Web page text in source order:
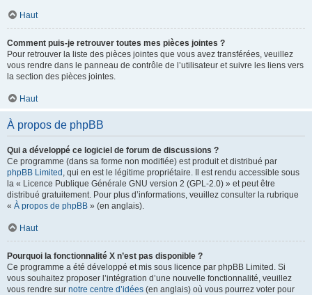
Haut
Comment puis-je retrouver toutes mes pièces jointes ?
Pour retrouver la liste des pièces jointes que vous avez transférées, veuillez
vous rendre dans le panneau de contrôle de l’utilisateur et suivre les liens vers
la section des pièces jointes.
Haut
À propos de phpBB
Qui a développé ce logiciel de forum de discussions ?
Ce programme (dans sa forme non modifiée) est produit et distribué par
phpBB Limited , qui en est le légitime propriétaire. Il est rendu accessible sous
la « Licence Publique Générale GNU version 2 (GPL-2.0) » et peut être
distribué gratuitement. Pour plus d’informations, veuillez consulter la rubrique
« À propos de phpBB » (en anglais).
Haut
Pourquoi la fonctionnalité X n’est pas disponible ?
Ce programme a été développé et mis sous licence par phpBB Limited. Si
vous souhaitez proposer l’intégration d’une nouvelle fonctionnalité, veuillez
vous rendre sur notre centre d’idées (en anglais) où vous pourrez voter pour